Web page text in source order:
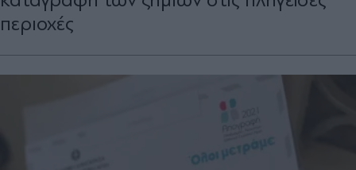
περιοχές